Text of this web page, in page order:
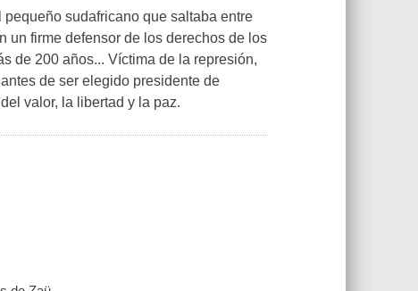
sudafricano que saltaba entre
un firme defensor de los derechos de los
de 200 años... Víctima de la represión,
de ser elegido presidente de
valor, la libertad y la paz.